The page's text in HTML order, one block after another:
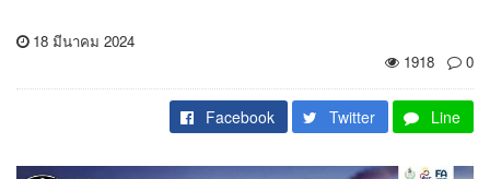
18 มีนาคม 2024
1918
0
Facebook Twitter Line